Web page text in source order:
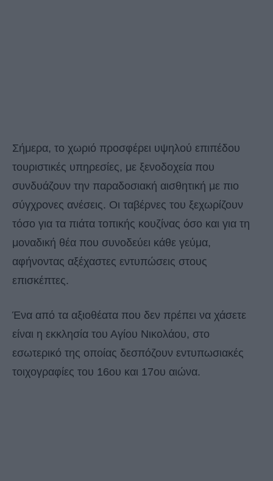
Σήμερα, το χωριό προσφέρει υψηλού επιπέδου
τουριστικές υπηρεσίες, με ξενοδοχεία που
συνδυάζουν την παραδοσιακή αισθητική με πιο
σύγχρονες ανέσεις. Οι ταβέρνες του ξεχωρίζουν
τόσο για τα πιάτα τοπικής κουζίνας όσο και για τη
μοναδική θέα που συνοδεύει κάθε γεύμα,
αφήνοντας αξέχαστες εντυπώσεις στους
επισκέπτες.
Ένα από τα αξιοθέατα που δεν πρέπει να χάσετε
είναι η εκκλησία του Αγίου Νικολάου, στο
εσωτερικό της οποίας δεσπόζουν εντυπωσιακές
τοιχογραφίες του 16ου και 17ου αιώνα.